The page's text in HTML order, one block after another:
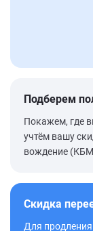
Подберем
Покажем, где
учтём вашу
вождение
Скидка
Для